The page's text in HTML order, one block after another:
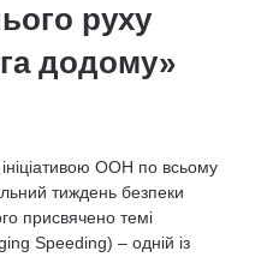
руху
додому»
ООН по всьому
тиждень безпеки
присвячено темі
Speeding) – одній із